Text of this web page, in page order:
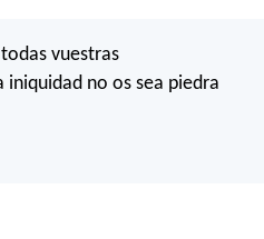
vuestras
iniquidad no os sea piedra